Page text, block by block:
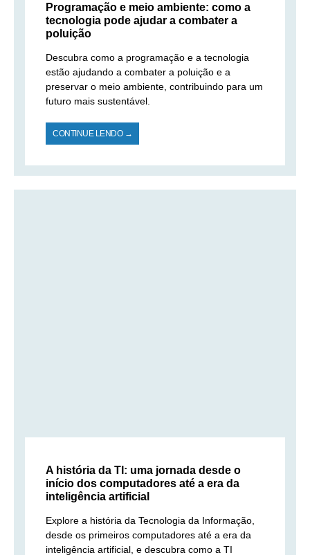
Programação e meio ambiente: como a
tecnologia pode ajudar a combater a
poluição
Descubra como a programação e a tecnologia
estão ajudando a combater a poluição e a
preservar o meio ambiente, contribuindo para um
futuro mais sustentável.
CONTINUE LENDO →
A história da TI: uma jornada desde o
início dos computadores até a era da
inteligência artificial
Explore a história da Tecnologia da Informação,
desde os primeiros computadores até a era da
inteligência artificial, e descubra como a TI